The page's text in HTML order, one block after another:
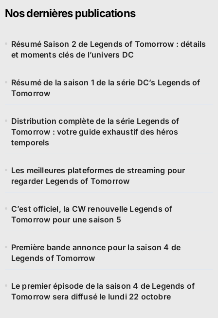
Nos dernières publications
Résumé Saison 2 de Legends of Tomorrow : détails
et moments clés de l’univers DC
Résumé de la saison 1 de la série DC’s Legends of
Tomorrow
Distribution complète de la série Legends of
Tomorrow : votre guide exhaustif des héros
temporels
Les meilleures plateformes de streaming pour
regarder Legends of Tomorrow
C’est officiel, la CW renouvelle Legends of
Tomorrow pour une saison 5
Première bande annonce pour la saison 4 de
Legends of Tomorrow
Le premier épisode de la saison 4 de Legends of
Tomorrow sera diffusé le lundi 22 octobre